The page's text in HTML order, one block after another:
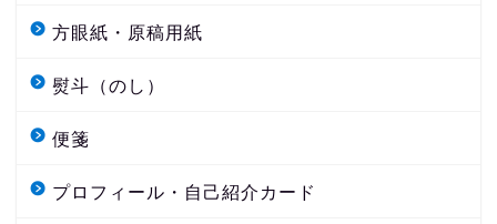
方眼紙・原稿用紙
熨斗（のし）
便箋
プロフィール・自己紹介カード